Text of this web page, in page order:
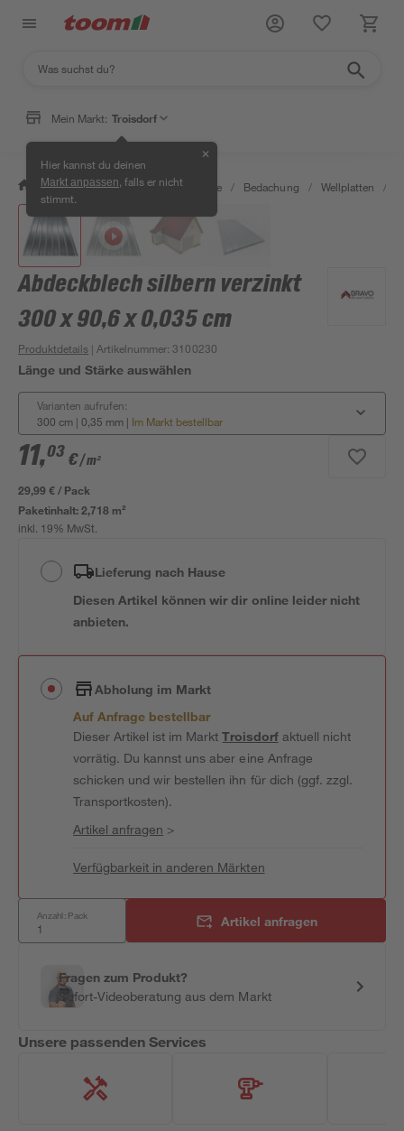
Mein Markt: Troisdorf
Hier kannst du deinen
Markt anpassen , falls er nicht
stimmt.
✕
/ Bauen & Renovieren / Baustoffe / Bedachung / Wellplatten /
Abdeckblech silbern verzinkt
300 x 90,6 x 0,035 cm
Produktdetails | Artikelnummer:3100230
Länge und Stärke auswählen
Varianten aufrufen:
300 cm | 0,35 mm | Im Markt bestellbar
11,03 €/ m²
29,99 € / Pack
Paketinhalt:2,718 m²
inkl. 19% MwSt.
Lieferung nach Hause
Diesen Artikel können wir dir online leider nicht
anbieten.
Abholung im Markt
Auf Anfrage bestellbar
Dieser Artikel ist im MarktTroisdorfaktuell nicht
vorrätig. Du kannst uns aber eine Anfrage
schicken und wir bestellen ihn für dich (ggf. zzgl.
Transportkosten).
Artikel anfragen >
Verfügbarkeit in anderen Märkten
Anzahl: Pack Artikel anfragen
Fragen zum Produkt?
Sofort-Videoberatung aus dem Markt
Unsere passenden Services